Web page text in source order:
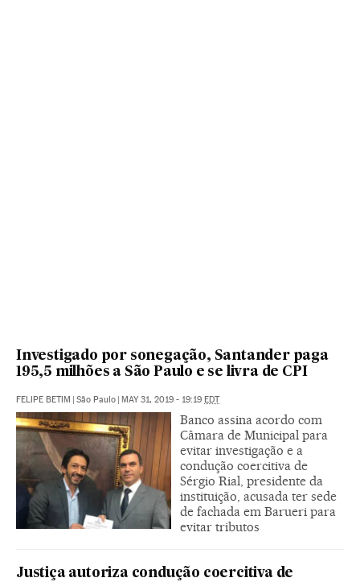
Investigado por sonegação, Santander paga
195,5 milhões a São Paulo e se livra de CPI
FELIPE BETIM São Paulo MAY 31, 2019 - 19:19 EDT
Banco assina acordo com
Câmara de Municipal para
evitar investigação e a
condução coercitiva de
Sérgio Rial, presidente da
instituição, acusada ter sede
de fachada em Barueri para
evitar tributos
Justiça autoriza condução coercitiva de